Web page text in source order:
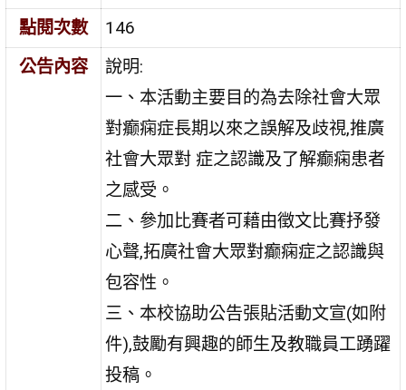
點閱次數
146
公告內容
說明:
一、本活動主要目的為去除社會大眾
對癫痫症長期以來之誤解及歧視,推廣
社會大眾對 症之認識及了解癫痫患者
之感受。
二、參加比賽者可藉由徵文比賽抒發
心聲,拓廣社會大眾對癫痫症之認識與
包容性。
三、本校協助公告張貼活動文宣(如附
件),鼓勵有興趣的師生及教職員工踴躍
投稿。